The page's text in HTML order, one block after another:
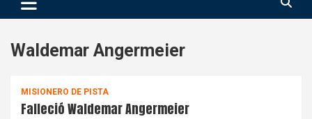
Waldemar Angermeier
MISIONERO DE PISTA
Falleció Waldemar Angermeier